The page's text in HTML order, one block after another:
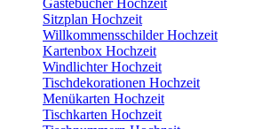
Gästebücher Hochzeit
Sitzplan Hochzeit
Willkommensschilder Hochzeit
Kartenbox Hochzeit
Windlichter Hochzeit
Tischdekorationen Hochzeit
Menükarten Hochzeit
Tischkarten Hochzeit